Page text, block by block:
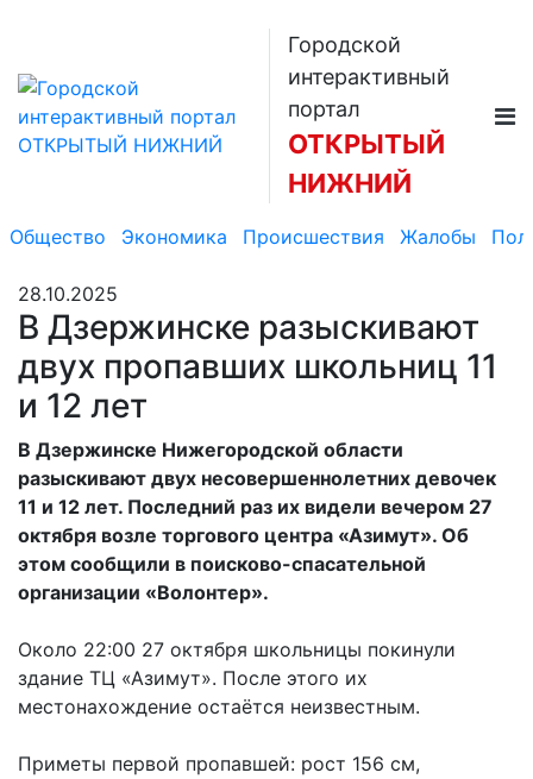
Городской
интерактивный
портал
ОТКРЫТЫЙ
НИЖНИЙ
Общество Экономика Происшествия Жалобы
28.10.2025
В Дзержинске разыскивают
двух пропавших школьниц 11
и 12 лет
В Дзержинске Нижегородской области
разыскивают двух несовершеннолетних девочек
11 и 12 лет. Последний раз их видели вечером 27
октября возле торгового центра «Азимут». Об
этом сообщили в поисково-спасательной
организации «Волонтер».
Около 22:00 27 октября школьницы покинули
здание ТЦ «Азимут». После этого их
местонахождение остаётся неизвестным.
Приметы первой пропавшей: рост 156 см,